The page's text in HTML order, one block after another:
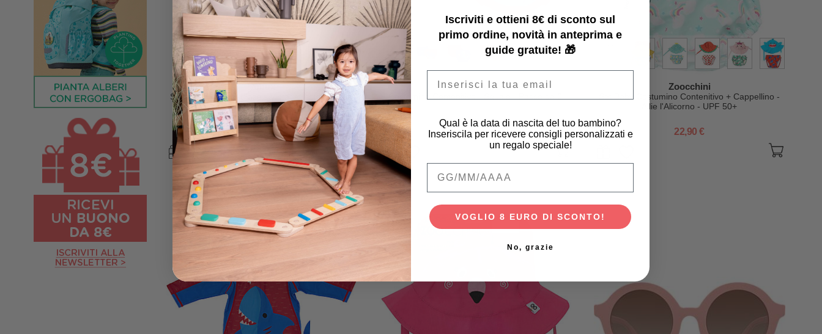
Bobux
Scarpine Step Up Blaze - Vintage Indigo - Pelle
Premium - Primi Passi
Prezzo iniziale71,00 €
71,00 € 49,70 €
Zoocchini
26,90 €
Zoocchini
Set Baby Costumino Contenitivo + Cappellino -
Allie l'Alicorno - UPF 50+
22,90 €
-25%
Iscriviti e ottieni 8€ di sconto sul
primo ordine, novità in anteprima e
guide gratuite! 🎁
Qual è la data di nascita del tuo bambino?
Inseriscila per ricevere consigli personalizzati e
un regalo speciale!
VOGLIO 8 EURO DI SCONTO!
No, grazie